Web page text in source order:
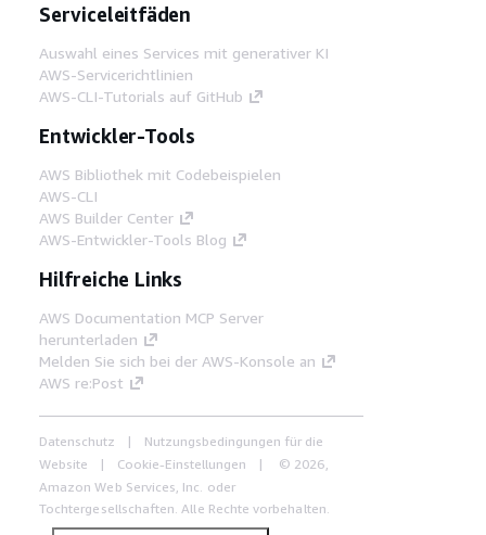
Serviceleitfäden
Auswahl eines Services mit generativer KI
AWS-Servicerichtlinien
AWS-CLI-Tutorials auf GitHub
Entwickler-Tools
AWS Bibliothek mit Codebeispielen
AWS-CLI
AWS Builder Center
AWS-Entwickler-Tools Blog
Hilfreiche Links
AWS Documentation MCP Server
herunterladen
Melden Sie sich bei der AWS-Konsole an
AWS re:Post
Datenschutz
Nutzungsbedingungen für die
Website
Cookie-Einstellungen
© 2026,
Amazon Web Services, Inc. oder
Tochtergesellschaften. Alle Rechte vorbehalten.